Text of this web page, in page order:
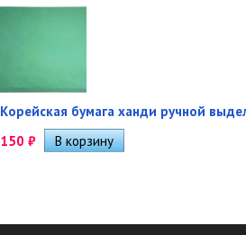
Корейская бумага ханди ручной
150 ₽